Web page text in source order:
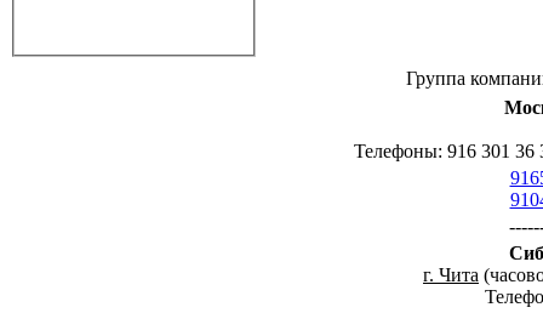
Группа
Телефоны: 916 301 36
г. Чита